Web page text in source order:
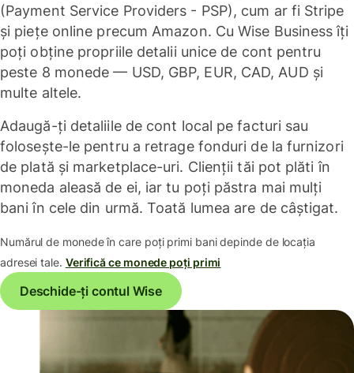
(Payment Service Providers - PSP), cum ar fi Stripe
și piețe online precum Amazon. Cu Wise Business îți
poți obține propriile detalii unice de cont pentru
peste 8 monede — USD, GBP, EUR, CAD, AUD și
multe altele.
Adaugă-ți detaliile de cont local pe facturi sau
folosește-le pentru a retrage fonduri de la furnizori
de plată și marketplace-uri. Clienții tăi pot plăti în
moneda aleasă de ei, iar tu poți păstra mai mulți
bani în cele din urmă. Toată lumea are de câștigat.
Numărul de monede în care poți primi bani depinde de locația
adresei tale. Verifică ce monede poți primi
Deschide-ți contul Wise